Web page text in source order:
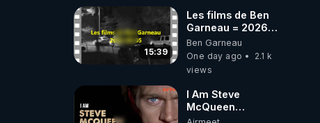
15:39
Les films de Ben
Garneau = 2026-
08-05
Ben Garneau
One day ago
2.1 k
views
I Am Steve
McQueen
⎮Documentaire